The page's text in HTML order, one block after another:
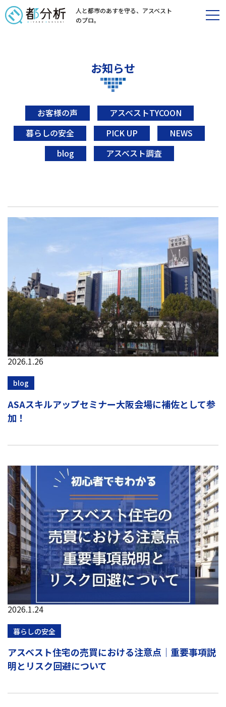
人と都市のあすを守る、 アスベスト
のプロ。
お知らせ
お客様の声
アスベストTYCOON
暮らしの安全
PICK UP
NEWS
blog
アスベスト調査
2026.1.26
blog
ASAスキルアップセミナー大阪会場に補佐として参
加！
2026.1.24
暮らしの安全
アスベスト住宅の売買における注意点｜重要事項説
明とリスク回避について